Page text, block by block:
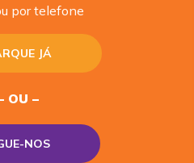
por telefone
JÁ
OU –
NOS